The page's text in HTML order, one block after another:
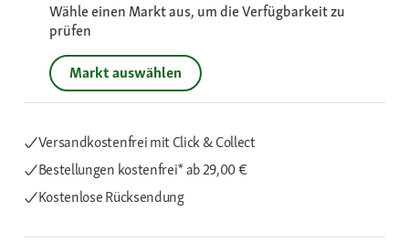
Wähle einen Markt aus, um die Verfügbarkeit zu
prüfen
Markt auswählen
Versandkostenfrei mit Click & Collect
Bestellungen kostenfrei*ab 29,00 €
Kostenlose Rücksendung